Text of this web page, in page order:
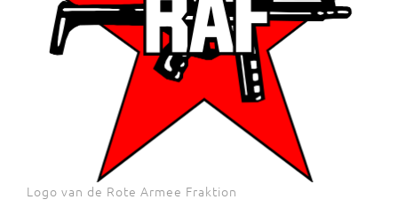
Logo van de Rote Armee Fraktion